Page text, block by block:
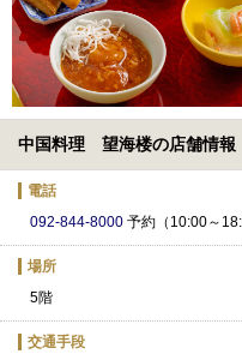
中国料理 望海楼の店舗情報
電話
092-844-8000 予約（10:00～
場所
5階
交通手段